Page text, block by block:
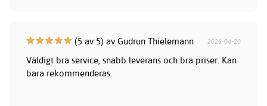
(5 av 5) av Gudrun Thielemann 2026-04-20
Väldigt bra service, snabb leverans och bra priser. Kan
bara rekommenderas.